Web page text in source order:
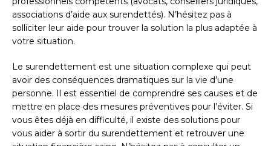
associations d’aide aux surendettés). N’hésitez pas à
solliciter leur aide pour trouver la solution la plus adaptée à
votre situation.
Le surendettement est une situation complexe qui peut
avoir des conséquences dramatiques sur la vie d’une
personne. Il est essentiel de comprendre ses causes et de
mettre en place des mesures préventives pour l’éviter. Si
vous êtes déjà en difficulté, il existe des solutions pour
vous aider à sortir du surendettement et retrouver une